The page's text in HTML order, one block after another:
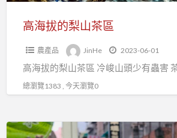
高海拔的梨山茶區
農產品 JinHe 2023-06-01
高海拔的梨山茶區 冷峻山頭少有蟲害
總瀏覽1383 , 今天瀏覽0
泡